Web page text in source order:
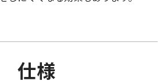
仕様